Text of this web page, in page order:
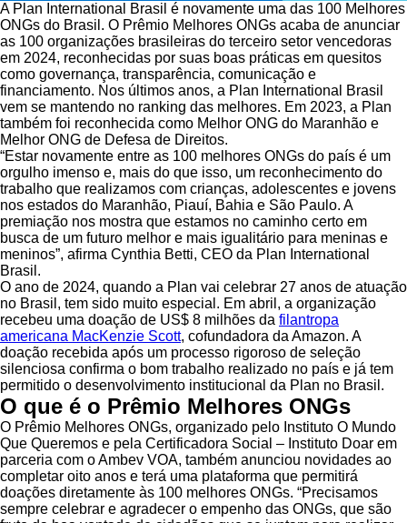
A Plan International Brasil é novamente uma das 100 Melhores
ONGs do Brasil. O Prêmio Melhores ONGs acaba de anunciar
as 100 organizações brasileiras do terceiro setor vencedoras
em 2024, reconhecidas por suas boas práticas em quesitos
como governança, transparência, comunicação e
financiamento. Nos últimos anos, a Plan International Brasil
vem se mantendo no ranking das melhores. Em 2023, a Plan
também foi reconhecida como Melhor ONG do Maranhão e
Melhor ONG de Defesa de Direitos.
“Estar novamente entre as 100 melhores ONGs do país é um
orgulho imenso e, mais do que isso, um reconhecimento do
trabalho que realizamos com crianças, adolescentes e jovens
nos estados do Maranhão, Piauí, Bahia e São Paulo. A
premiação nos mostra que estamos no caminho certo em
busca de um futuro melhor e mais igualitário para meninas e
meninos”, afirma Cynthia Betti, CEO da Plan International
Brasil.
O ano de 2024, quando a Plan vai celebrar 27 anos de atuação
no Brasil, tem sido muito especial. Em abril, a organização
recebeu uma doação de US$ 8 milhões da filantropa
americana MacKenzie Scott, cofundadora da Amazon. A
doação recebida após um processo rigoroso de seleção
silenciosa confirma o bom trabalho realizado no país e já tem
permitido o desenvolvimento institucional da Plan no Brasil.
O que é o Prêmio Melhores ONGs
O Prêmio Melhores ONGs, organizado pelo Instituto O Mundo
Que Queremos e pela Certificadora Social – Instituto Doar em
parceria com o Ambev VOA, também anunciou novidades ao
completar oito anos e terá uma plataforma que permitirá
doações diretamente às 100 melhores ONGs. “Precisamos
sempre celebrar e agradecer o empenho das ONGs, que são